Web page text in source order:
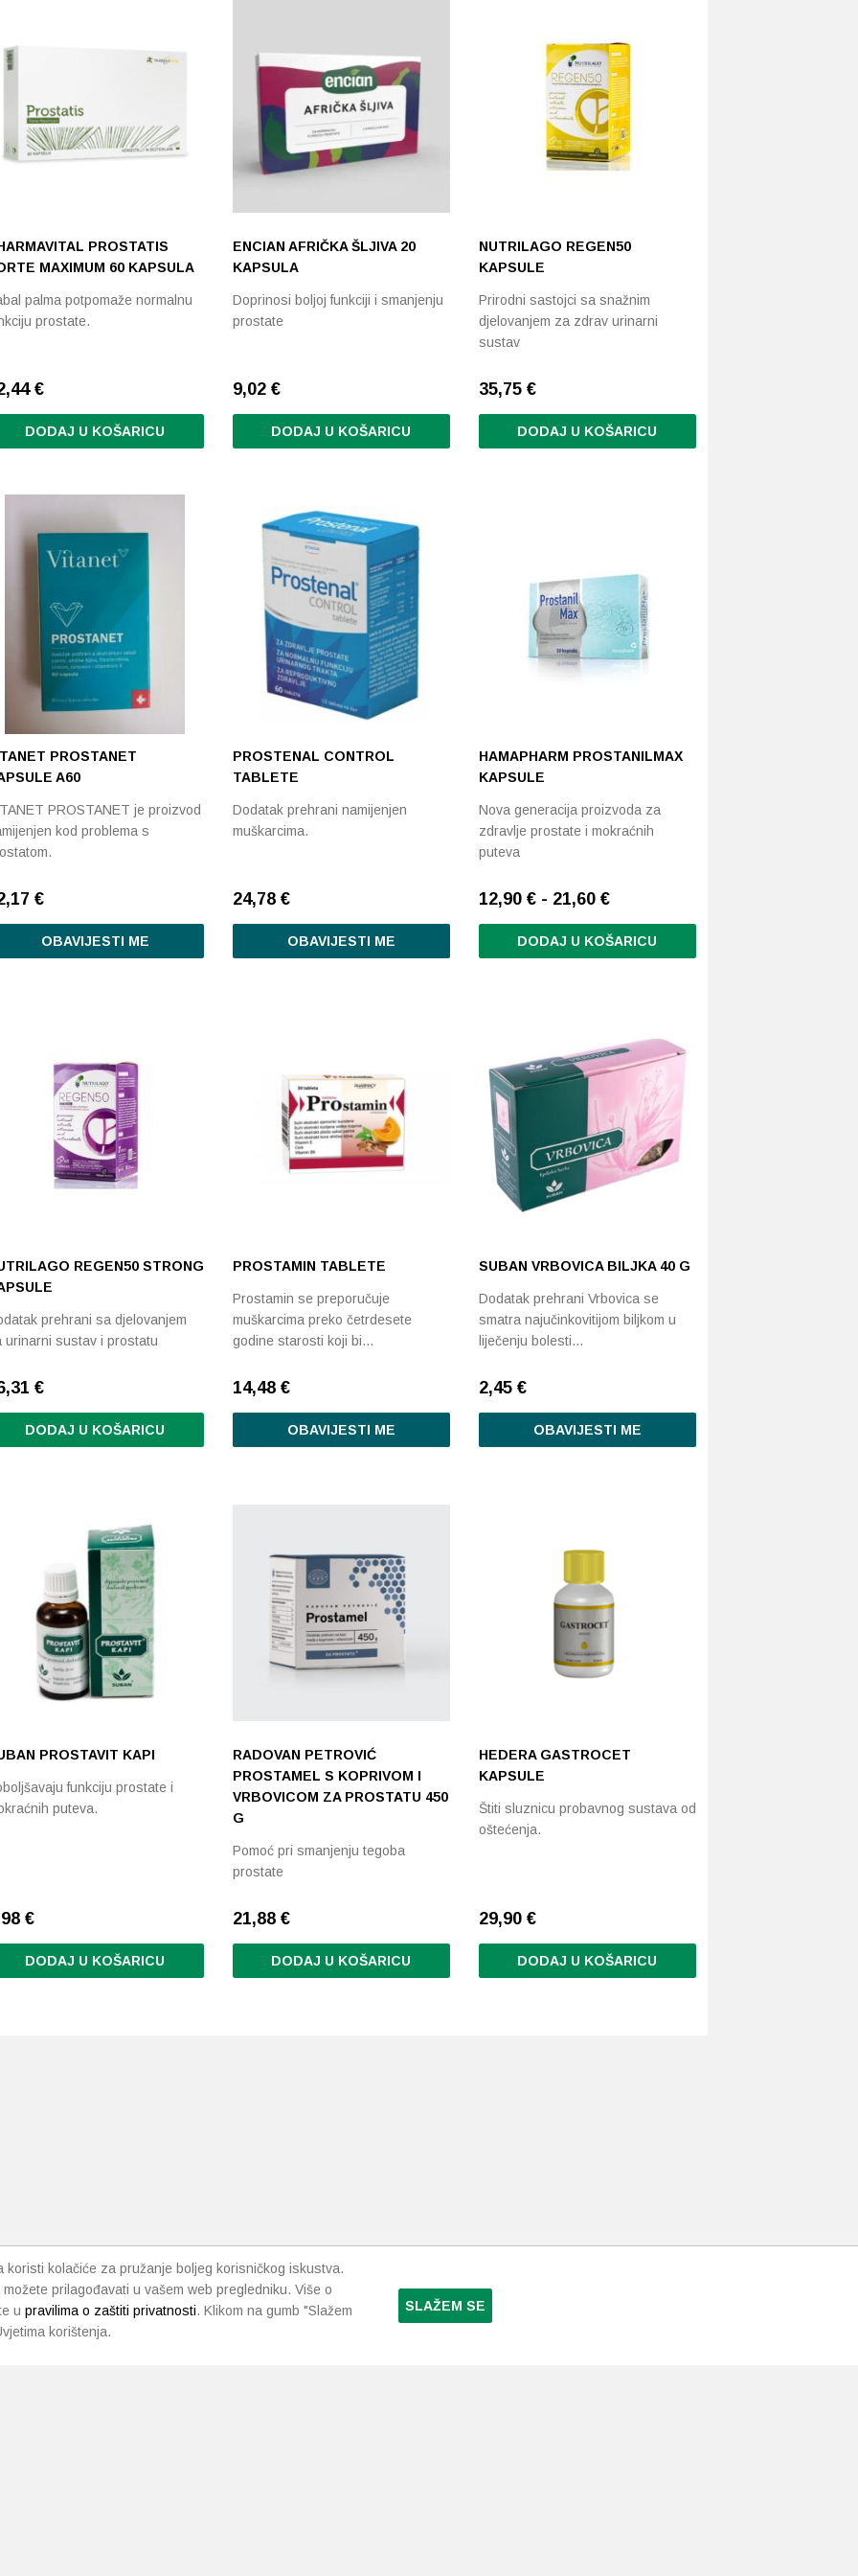
Razvrstaj po cijeni: manje do veće
Razvrstaj po cijeni: veće do manje
PROSTATIS
MAXIMUM 60 KAPSULA
palma potpomaže normalnu
prostate.
€
DODAJ U KOŠARICU
ENCIAN AFRIČKA ŠLJIVA 20
KAPSULA
Doprinosi boljoj funkciji i smanjenju
prostate
9,02 €
DODAJ U KOŠARICU
NUTRILAGO REGEN50
KAPSULE
Prirodni sastojci sa snažnim
djelovanjem za zdrav urinarni
sustav
35,75 €
DODAJ U KOŠARICU
PROSTANET
A60
PROSTANET je proizvod
kod problema s
€
OBAVIJESTI ME
PROSTENAL CONTROL
TABLETE
Dodatak prehrani namijenjen
muškarcima.
24,78 €
OBAVIJESTI ME
HAMAPHARM PROSTANILMAX
KAPSULE
Nova generacija proizvoda za
zdravlje prostate i mokraćnih
puteva
12,90 € - 21,60 €
DODAJ U KOŠARICU
Opcije
se
mogu
odabrati
stranici
proizvoda
REGEN50 STRONG
prehrani sa djelovanjem
urinarni sustav i prostatu
€
DODAJ U KOŠARICU
PROSTAMIN TABLETE
Prostamin se preporučuje
muškarcima preko četrdesete
godine starosti koji bi…
14,48 €
OBAVIJESTI ME
SUBAN VRBOVICA BILJKA 40 G
Dodatak prehrani Vrbovica se
smatra najučinkovitijom biljkom u
liječenju bolesti…
2,45 €
OBAVIJESTI ME
PROSTAVIT KAPI
funkciju prostate i
puteva.
€
DODAJ U KOŠARICU
RADOVAN PETROVIĆ
PROSTAMEL S KOPRIVOM I
VRBOVICOM ZA PROSTATU 450
G
Pomoć pri smanjenju tegoba
prostate
21,88 €
DODAJ U KOŠARICU
HEDERA GASTROCET
KAPSULE
Štiti sluznicu probavnog sustava od
oštećenja.
29,90 €
DODAJ U KOŠARICU
koristi kolačiće za pružanje boljeg korisničkog iskustva.
prilagođavati u vašem web pregledniku. Više o
u pravilima o zaštiti privatnosti. Klikom na gumb "Slažem
korištenja.
SLAŽEM SE